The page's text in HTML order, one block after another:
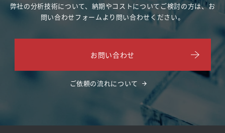
弊社の分析技術について、納期やコストについてご検討の方は、 お
問い合わせフォームより問い合わせください。
お問い合わせ
ご依頼の流れについて